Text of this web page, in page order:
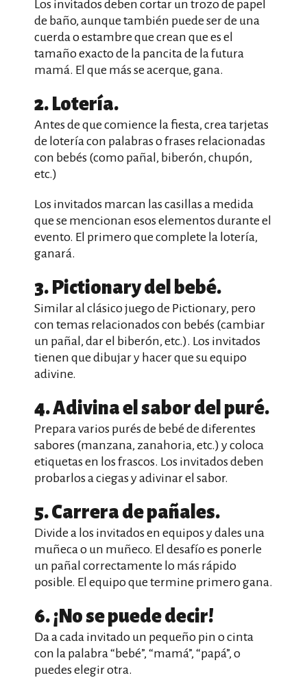
Los invitados deben cortar un trozo de papel
de baño, aunque también puede ser de una
cuerda o estambre que crean que es el
tamaño exacto de la pancita de la futura
mamá. El que más se acerque, gana.
2. Lotería.
Antes de que comience la fiesta, crea tarjetas
de lotería con palabras o frases relacionadas
con bebés (como pañal, biberón, chupón,
etc.)
Los invitados marcan las casillas a medida
que se mencionan esos elementos durante el
evento. El primero que complete la lotería,
ganará.
3. Pictionary del bebé.
Similar al clásico juego de Pictionary, pero
con temas relacionados con bebés (cambiar
un pañal, dar el biberón, etc.). Los invitados
tienen que dibujar y hacer que su equipo
adivine.
4. Adivina el sabor del puré.
Prepara varios purés de bebé de diferentes
sabores (manzana, zanahoria, etc.) y coloca
etiquetas en los frascos. Los invitados deben
probarlos a ciegas y adivinar el sabor.
5. Carrera de pañales.
Divide a los invitados en equipos y dales una
muñeca o un muñeco. El desafío es ponerle
un pañal correctamente lo más rápido
posible. El equipo que termine primero gana.
6. ¡No se puede decir!
Da a cada invitado un pequeño pin o cinta
con la palabra “bebé”, “mamá”, “papá”, o
puedes elegir otra.